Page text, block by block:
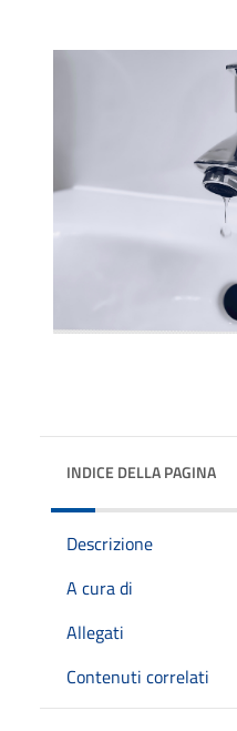
INDICE DELLA PAGINA
Descrizione
A cura di
Allegati
Contenuti correlati